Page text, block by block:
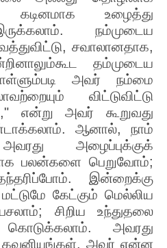
உழைத்து
நம்முடைய
சவாலானதாக,
தம்முடைய
அவர் நம்மை
விட்டுவிட்டு
என்று அவர் கூறுவது
ஆனால், நாம்
அழைப்புக்குக்
பலன்களை பெறுவோம்;
இன்றைக்கு
கேட்கும் மெல்லிய
சிறிய உந்துதலை
அவரது
அவர் என்ன